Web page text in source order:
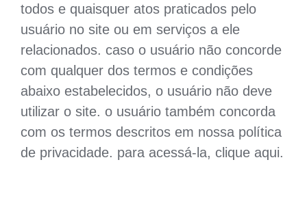
todos e quaisquer atos praticados pelo
usuário no site ou em serviços a ele
relacionados. caso o usuário não concorde
com qualquer dos termos e condições
abaixo estabelecidos, o usuário não deve
utilizar o site. o usuário também concorda
com os termos descritos em nossa política
de privacidade. para acessá-la, clique aqui.